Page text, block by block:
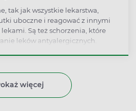
tak jak wszystkie lekarstwa,
uboczne i reagować z innymi
Są też schorzenia, które
leków antyalergicznych.
więcej